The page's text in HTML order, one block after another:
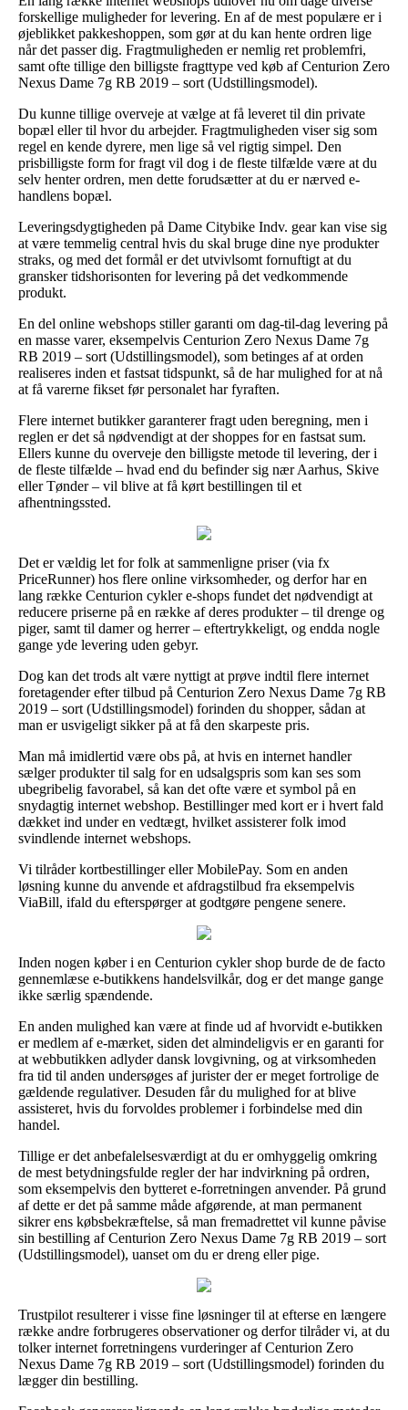
forskellige muligheder for levering. En af de mest populære er i
øjeblikket pakkeshoppen, som gør at du kan hente ordren lige
når det passer dig. Fragtmuligheden er nemlig ret problemfri,
samt ofte tillige den billigste fragttype ved køb af Centurion Zero
Nexus Dame 7g RB 2019 – sort (Udstillingsmodel).
Du kunne tillige overveje at vælge at få leveret til din private
bopæl eller til hvor du arbejder. Fragtmuligheden viser sig som
regel en kende dyrere, men lige så vel rigtig simpel. Den
prisbilligste form for fragt vil dog i de fleste tilfælde være at du
selv henter ordren, men dette forudsætter at du er nærved e-
handlens bopæl.
Leveringsdygtigheden på Dame Citybike Indv. gear kan vise sig
at være temmelig central hvis du skal bruge dine nye produkter
straks, og med det formål er det utvivlsomt fornuftigt at du
gransker tidshorisonten for levering på det vedkommende
produkt.
En del online webshops stiller garanti om dag-til-dag levering på
en masse varer, eksempelvis Centurion Zero Nexus Dame 7g
RB 2019 – sort (Udstillingsmodel), som betinges af at orden
realiseres inden et fastsat tidspunkt, så de har mulighed for at nå
at få varerne fikset før personalet har fyraften.
Flere internet butikker garanterer fragt uden beregning, men i
reglen er det så nødvendigt at der shoppes for en fastsat sum.
Ellers kunne du overveje den billigste metode til levering, der i
de fleste tilfælde – hvad end du befinder sig nær Aarhus, Skive
eller Tønder – vil blive at få kørt bestillingen til et
afhentningssted.
Det er vældig let for folk at sammenligne priser (via fx
PriceRunner) hos flere online virksomheder, og derfor har en
lang række Centurion cykler e-shops fundet det nødvendigt at
reducere priserne på en række af deres produkter – til drenge og
piger, samt til damer og herrer – eftertrykkeligt, og endda nogle
gange yde levering uden gebyr.
Dog kan det trods alt være nyttigt at prøve indtil flere internet
foretagender efter tilbud på Centurion Zero Nexus Dame 7g RB
2019 – sort (Udstillingsmodel) forinden du shopper, sådan at
man er usvigeligt sikker på at få den skarpeste pris.
Man må imidlertid være obs på, at hvis en internet handler
sælger produkter til salg for en udsalgspris som kan ses som
ubegribelig favorabel, så kan det ofte være et symbol på en
snydagtig internet webshop. Bestillinger med kort er i hvert fald
dækket ind under en vedtægt, hvilket assisterer folk imod
svindlende internet webshops.
Vi tilråder kortbestillinger eller MobilePay. Som en anden
løsning kunne du anvende et afdragstilbud fra eksempelvis
ViaBill, ifald du efterspørger at godtgøre pengene senere.
Inden nogen køber i en Centurion cykler shop burde de de facto
gennemlæse e-butikkens handelsvilkår, dog er det mange gange
ikke særlig spændende.
En anden mulighed kan være at finde ud af hvorvidt e-butikken
er medlem af e-mærket, siden det almindeligvis er en garanti for
at webbutikken adlyder dansk lovgivning, og at virksomheden
fra tid til anden undersøges af jurister der er meget fortrolige de
gældende regulativer. Desuden får du mulighed for at blive
assisteret, hvis du forvoldes problemer i forbindelse med din
handel.
Tillige er det anbefalelsesværdigt at du er omhyggelig omkring
de mest betydningsfulde regler der har indvirkning på ordren,
som eksempelvis den bytteret e-forretningen anvender. På grund
af dette er det på samme måde afgørende, at man permanent
sikrer ens købsbekræftelse, så man fremadrettet vil kunne påvise
sin bestilling af Centurion Zero Nexus Dame 7g RB 2019 – sort
(Udstillingsmodel), uanset om du er dreng eller pige.
Trustpilot resulterer i visse fine løsninger til at efterse en længere
række andre forbrugeres observationer og derfor tilråder vi, at du
tolker internet forretningens vurderinger af Centurion Zero
Nexus Dame 7g RB 2019 – sort (Udstillingsmodel) forinden du
lægger din bestilling.